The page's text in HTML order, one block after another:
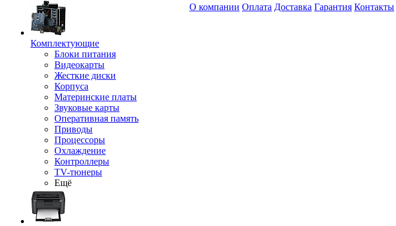
Комплектующие
Блоки питания
Видеокарты
Жесткие диски
Корпуса
Материнские платы
Звуковые карты
Оперативная память
Приводы
Процессоры
Охлаждение
Контроллеры
TV-тюнеры
Ещё
О компании Оплата Доставка Гарантия Контакты